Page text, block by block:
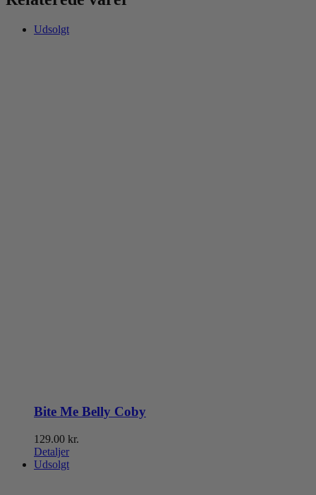
Udsolgt
Bite Me Belly Coby
129.00 kr.
Detaljer
Udsolgt